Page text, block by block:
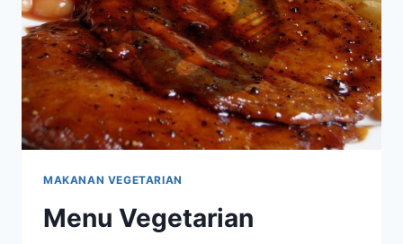
MAKANAN VEGETARIAN
Menu Vegetarian